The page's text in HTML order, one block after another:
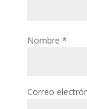
Nombre *
Correo